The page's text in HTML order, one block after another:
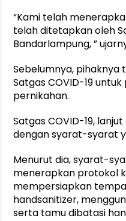
“Kami telah
telah ditetapkan oleh
Bandarlampung, ”
Sebelumnya, pihaknya
Satgas COVID-19
pernikahan.
Satgas COVID-19,
dengan syarat-syarat
Menurut dia, syarat-
menerapkan protokol
mempersiapkan
handsanitizer,
serta tamu dibatasi